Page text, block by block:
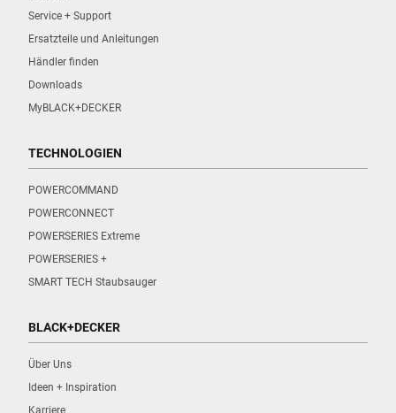
Service + Support
Ersatzteile und Anleitungen
Händler finden
Downloads
MyBLACK+DECKER
TECHNOLOGIEN
POWERCOMMAND
POWERCONNECT
POWERSERIES Extreme
POWERSERIES +
SMART TECH Staubsauger
BLACK+DECKER
Über Uns
Ideen + Inspiration
Karriere